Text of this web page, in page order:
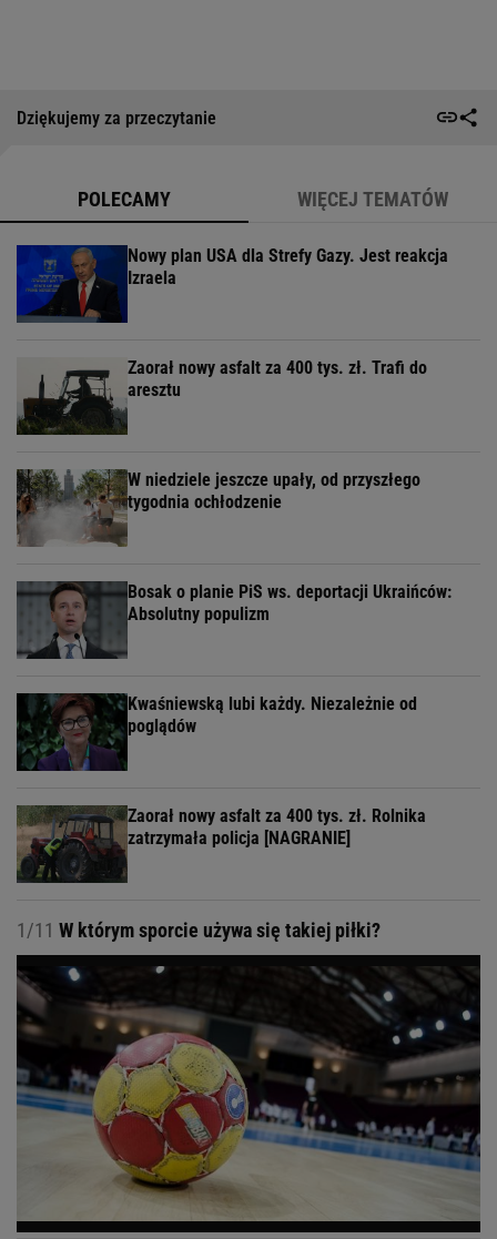
Dziękujemy za przeczytanie
POLECAMY WIĘCEJ TEMATÓW
Nowy plan USA dla Strefy Gazy. Jest reakcja
Izraela
Zaorał nowy asfalt za 400 tys. zł. Trafi do
aresztu
W niedziele jeszcze upały, od przyszłego
tygodnia ochłodzenie
Bosak o planie PiS ws. deportacji Ukraińców:
Absolutny populizm
Kwaśniewską lubi każdy. Niezależnie od
poglądów
Zaorał nowy asfalt za 400 tys. zł. Rolnika
zatrzymała policja [NAGRANIE]
1/11 W którym sporcie używa się takiej piłki?